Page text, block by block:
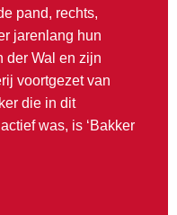
pand, rechts,
jarenlang hun
der Wal en zijn
voortgezet van
die in dit
was, is ‘Bakker